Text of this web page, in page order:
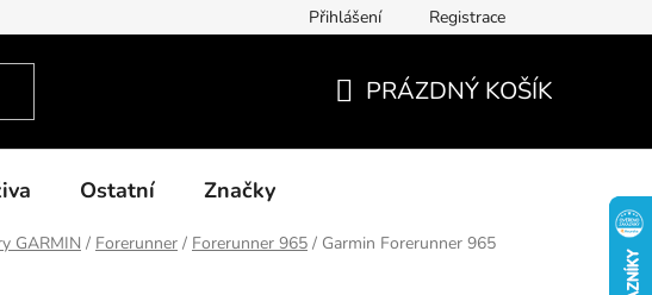
Blog-rady, tipy, recenze
Přihlášení Registrace
PRÁZDNÝ KOŠÍK
Ostatní Značky
GARMIN / Forerunner / Forerunner 965 / Garmin Forerunner 965